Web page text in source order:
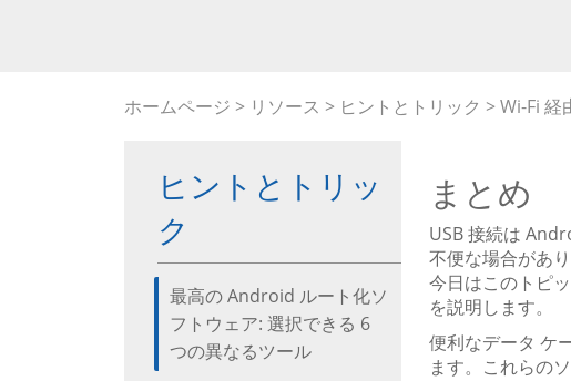
ホームページ > リソース > ヒントとトリック > Wi-Fi
ヒントとトリッ
ク
最高の Android ルート化ソ
フトウェア: 選択できる 6
つの異なるツール
まとめ
USB 接続は
不便な場合があ
今日はこのトピ
を説明します。
便利なデータ ケ
ます。これらの